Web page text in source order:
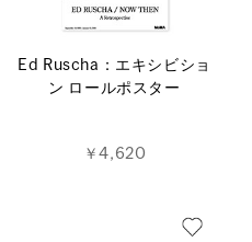
Ed Ruscha：エキシビショ
ン ロールポスター
￥4,620